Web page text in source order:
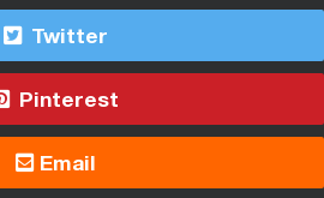
Twitter
Pinterest
Email